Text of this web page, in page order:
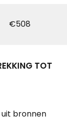
€508
TOT
bronnen